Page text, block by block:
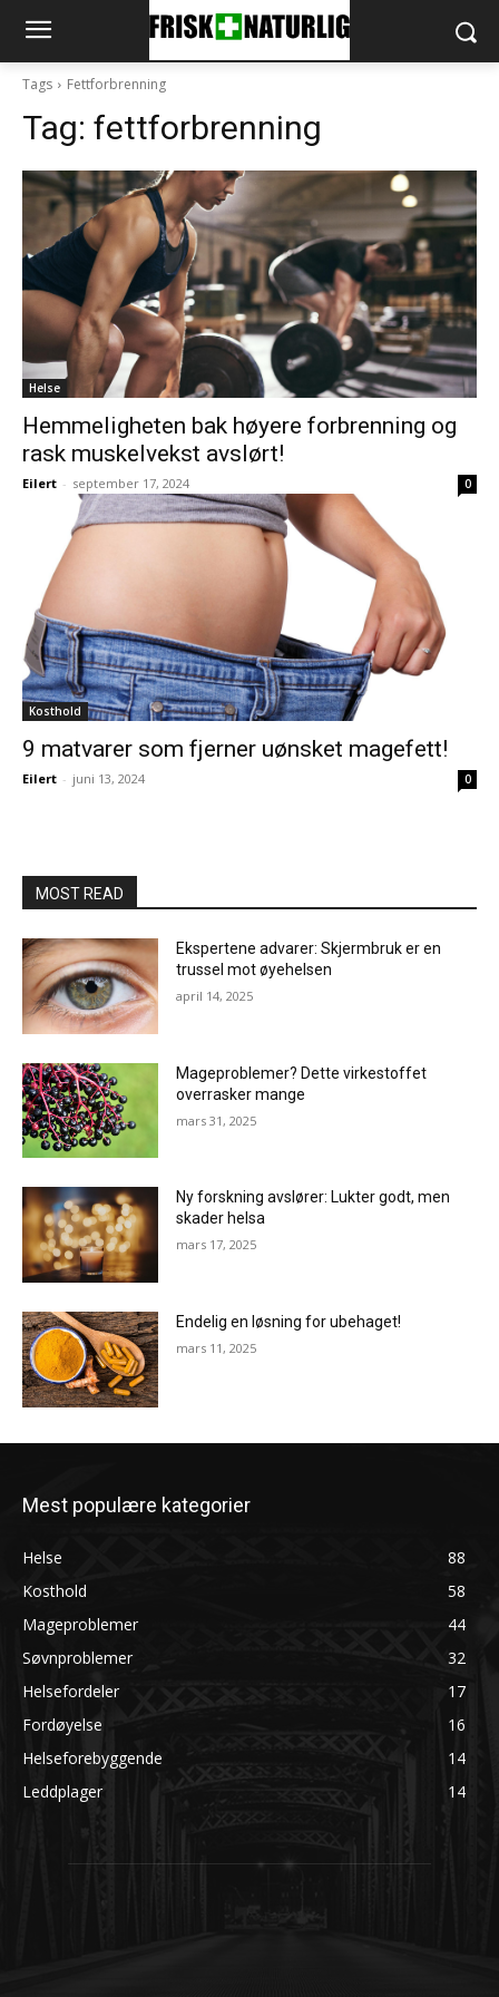
Tags Fettforbrenning
Tag: fettforbrenning
Helse
Hemmeligheten bak høyere forbrenning og
rask muskelvekst avslørt!
Eilert - september 17, 2024 0
Kosthold
9 matvarer som fjerner uønsket magefett!
Eilert - juni 13, 2024 0
MOST READ
Ekspertene advarer: Skjermbruk er en
trussel mot øyehelsen
april 14, 2025
Mageproblemer? Dette virkestoffet
overrasker mange
mars 31, 2025
Ny forskning avslører: Lukter godt, men
skader helsa
mars 17, 2025
Endelig en løsning for ubehaget!
mars 11, 2025
Mest populære kategorier
Helse
88
Kosthold
58
Mageproblemer
44
Søvnproblemer
32
Helsefordeler
17
Fordøyelse
16
Helseforebyggende
14
Leddplager
14